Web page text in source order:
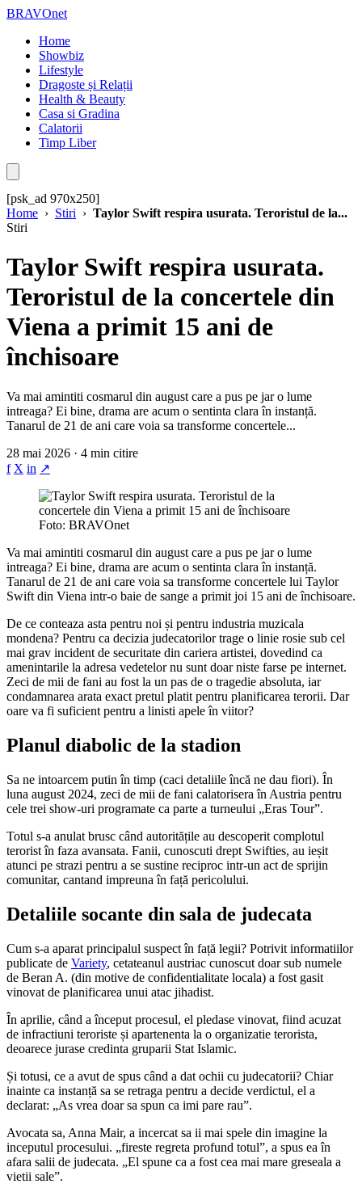
BRAVOnet
Home
Showbiz
Lifestyle
Dragoste și Relații
Health & Beauty
Casa si Gradina
Calatorii
Timp Liber
[psk_ad 970x250]
Home › Stiri › Taylor Swift respira usurata. Teroristul de la...
Stiri
Taylor Swift respira usurata.
Teroristul de la concertele din
Viena a primit 15 ani de
închisoare
Va mai amintiti cosmarul din august care a pus pe jar o lume
intreaga? Ei bine, drama are acum o sentinta clara în instanță.
Tanarul de 21 de ani care voia sa transforme concertele...
28 mai 2026 · 4 min citire
f X in ↗
Foto: BRAVOnet
Va mai amintiti cosmarul din august care a pus pe jar o lume
intreaga? Ei bine, drama are acum o sentinta clara în instanță.
Tanarul de 21 de ani care voia sa transforme concertele lui Taylor
Swift din Viena intr-o baie de sange a primit joi 15 ani de închisoare.
De ce conteaza asta pentru noi și pentru industria muzicala
mondena? Pentru ca decizia judecatorilor trage o linie rosie sub cel
mai grav incident de securitate din cariera artistei, dovedind ca
amenintarile la adresa vedetelor nu sunt doar niste farse pe internet.
Zeci de mii de fani au fost la un pas de o tragedie absoluta, iar
condamnarea arata exact pretul platit pentru planificarea terorii. Dar
oare va fi suficient pentru a linisti apele în viitor?
Planul diabolic de la stadion
Sa ne intoarcem putin în timp (caci detaliile încă ne dau fiori). În
luna august 2024, zeci de mii de fani calatorisera în Austria pentru
cele trei show-uri programate ca parte a turneului „Eras Tour”.
Totul s-a anulat brusc când autoritățile au descoperit complotul
terorist în faza avansata. Fanii, cunoscuti drept Swifties, au ieșit
atunci pe strazi pentru a se sustine reciproc intr-un act de sprijin
comunitar, cantand impreuna în față pericolului.
Detaliile socante din sala de judecata
Cum s-a aparat principalul suspect în față legii? Potrivit informatiilor
publicate de Variety, cetateanul austriac cunoscut doar sub numele
de Beran A. (din motive de confidentialitate locala) a fost gasit
vinovat de planificarea unui atac jihadist.
În aprilie, când a început procesul, el pledase vinovat, fiind acuzat
de infractiuni teroriste și apartenenta la o organizatie terorista,
deoarece jurase credinta gruparii Stat Islamic.
Și totusi, ce a avut de spus când a dat ochii cu judecatorii? Chiar
inainte ca instanță sa se retraga pentru a decide verdictul, el a
declarat: „As vrea doar sa spun ca imi pare rau”.
Avocata sa, Anna Mair, a incercat sa ii mai spele din imagine la
inceputul procesului. „fireste regreta profund totul”, a spus ea în
afara salii de judecata. „El spune ca a fost cea mai mare greseala a
vietii sale”.